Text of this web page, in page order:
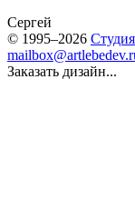
Сергей
© 1995–2026
Заказать дизайн...